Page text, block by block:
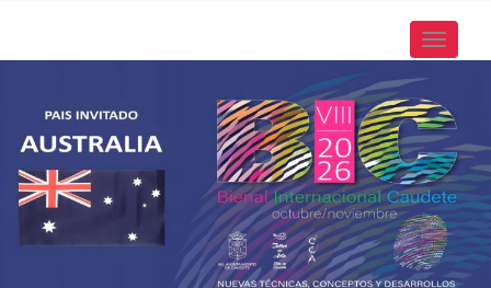
Toggle